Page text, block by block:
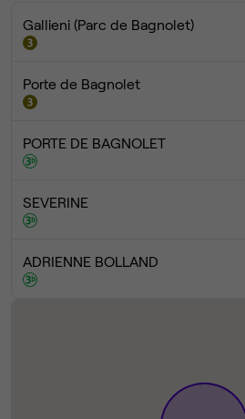
Gallieni (Parc de Bagnolet)
Porte de Bagnolet
PORTE DE BAGNOLET
SEVERINE
ADRIENNE BOLLAND